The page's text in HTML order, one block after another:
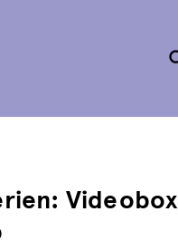
Videobox